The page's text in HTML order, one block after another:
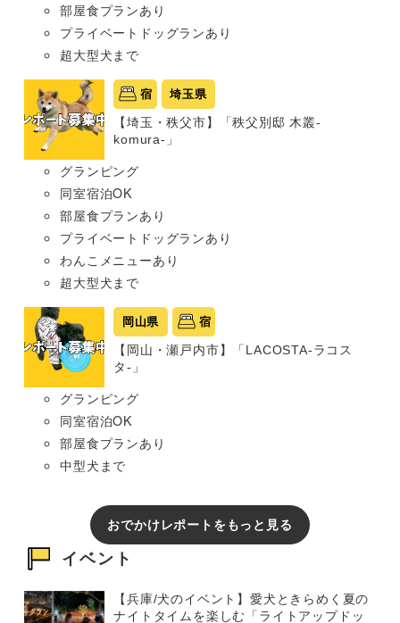
部屋食プランあり
プライベートドッグランあり
超大型犬まで
宿 埼玉県
【埼玉・秩父市】「秩父別邸 木叢-
komura-」
グランピング
同室宿泊OK
部屋食プランあり
プライベートドッグランあり
わんこメニューあり
超大型犬まで
岡山県 宿
【岡山・瀬戸内市】「LACOSTA-ラコス
タ-」
グランピング
同室宿泊OK
部屋食プランあり
中型犬まで
おでかけレポートをもっと見る
イベント
【兵庫/犬のイベント】愛犬ときらめく夏の
ナイトタイムを楽しむ「ライトアップドッ